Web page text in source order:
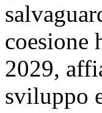
coesione
2029,
sviluppo